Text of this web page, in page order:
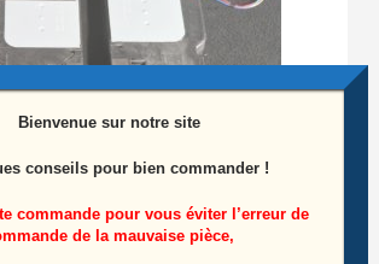
Bienvenue sur notre site
conseils pour bien commander !
commande pour vous éviter l’erreur de
de la mauvaise pièce,